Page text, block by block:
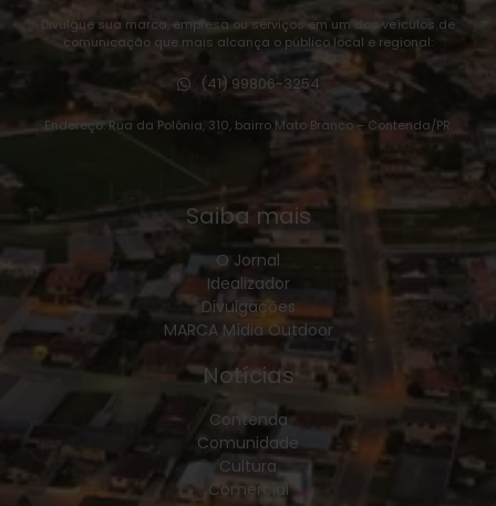
Divulgue sua marca, empresa ou serviços em um dos veículos de
comunicação que mais alcança o público local e regional:
(41) 99806-3254
Endereço: Rua da Polônia, 310, bairro Mato Branco – Contenda/PR.
Saiba mais
O Jornal
Idealizador
Divulgações
MARCA Mídia Outdoor
Notícias
Contenda
Comunidade
Cultura
Comercial